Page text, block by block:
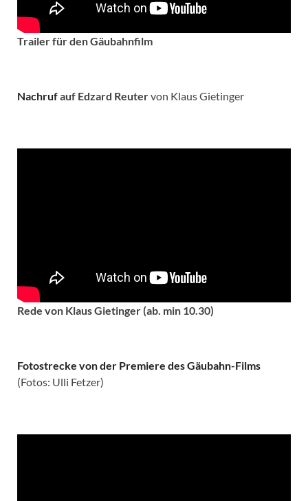
Trailer für den Gäubahnfilm
Nachrufauf Edzard Reutervon Klaus Gietinger
Rede von Klaus Gietinger (ab. min 10.30)
Fotostrecke von der Premiere des Gäubahn-Films
(Fotos: Ulli Fetzer)